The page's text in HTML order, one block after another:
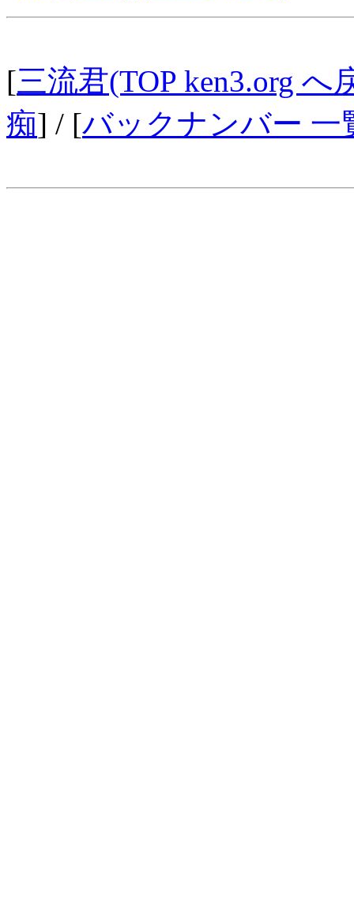
[三流君(TOP ken3.org へ
痴] / [バックナンバー 一